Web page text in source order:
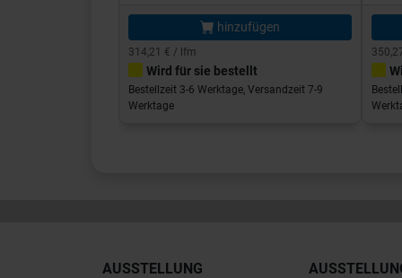
hinzufügen
314,21 € / lfm
Wird für sie bestellt
Bestellzeit 3-6 Werktage, Versandzeit 7-9
Werktage
AUSSTELLUNG